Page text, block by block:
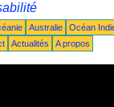
Australie Océan
Actualités A propos